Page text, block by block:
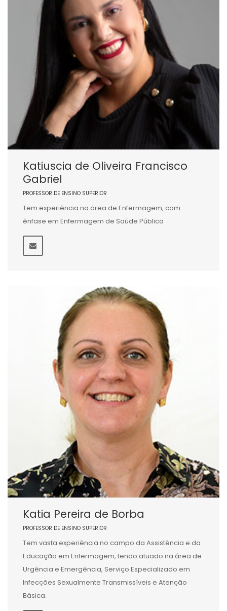
Katiuscia de Oliveira Francisco
Gabriel
PROFESSOR DE ENSINO SUPERIOR
Tem experiência na área de Enfermagem, com
ênfase em Enfermagem de Saúde Pública
Katia Pereira de Borba
PROFESSOR DE ENSINO SUPERIOR
Tem vasta experiência no campo da Assistência e da
Educação em Enfermagem, tendo atuado na área de
Urgência e Emergência, Serviço Especializado em
Infecções Sexualmente Transmissíveis e Atenção
Básica.